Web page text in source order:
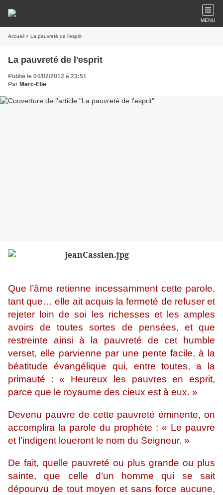
MENU
Accueil » La pauvreté de l'esprit
La pauvreté de l'esprit
Publié le 04/02/2012 à 23:51
Par Marc-Elie
Que l’âme retienne incessamment cette parole,
tant que… elle ait acquis la fermeté de refuser et
rejeter loin de soi les richesses et les amples
avoirs de toutes sortes de pensées, et que
restreinte ainsi à la pauvreté de cet humble
verset, elle parvienne par une pente facile, à la
béatitude évangélique qui, entre toutes, a la
primauté : « Heureux les pauvres en esprit,
parce que le royaume des cieux est à eux. »
Devenu pauvre de cette pauvreté éminente, on
accomplira la parole du prophète : « Le pauvre
et l’indigent loueront le nom du Seigneur. »
De fait, quelle pauvreté ou plus grande ou plus
sainte, que celle d’un homme qui se sait
dépourvu de tout moyen et sans force aucune,